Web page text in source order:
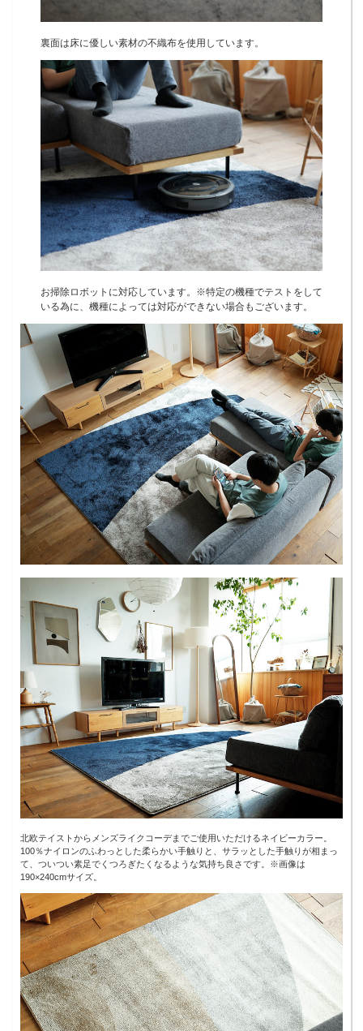
裏面は床に優しい素材の不織布を使用しています。
お掃除ロボットに対応しています。※特定の機種でテストをして
いる為に、機種によっては対応ができない場合もございます。
北欧テイストからメンズライクコーデまでご使用いただけるネイビーカラー。
100％ナイロンのふわっとした柔らかい手触りと、サラッとした手触りが相まっ
て、ついつい素足でくつろぎたくなるような気持ち良さです。※画像は
190×240cmサイズ。